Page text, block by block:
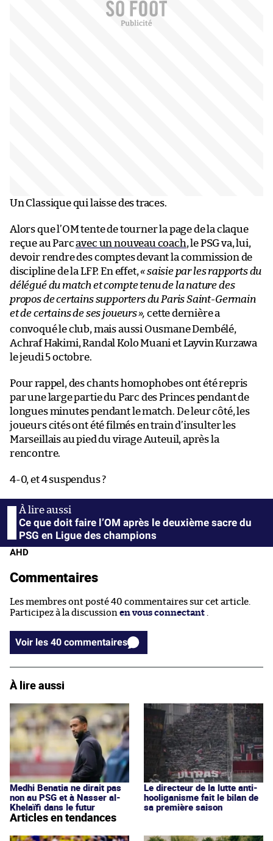
Un Classique qui laisse des traces.
Alors que l’OM tente de tourner la page de la claque
reçue au Parcavec un nouveau coach, le PSG va, lui,
devoir rendre des comptes devant la commission de
discipline de la LFP. En effet,« saisie par les rapports du
délégué du match et compte tenu de la nature des
propos de certains supporters du Paris Saint-Germain
et de certains de ses joueurs», cette dernière a
convoqué le club, mais aussi Ousmane Dembélé,
Achraf Hakimi, Randal Kolo Muani et Layvin Kurzawa
le jeudi 5 octobre.
Pour rappel, des chants homophobes ont été repris
par une large partie du Parc des Princes pendant de
longues minutes pendant le match. De leur côté, les
joueurs cités ont été filmés en train d’insulter les
Marseillais au pied du virage Auteuil, après la
rencontre.
4-0, et 4 suspendus ?
Ce que doit faire l’OM après le deuxième sacre du
PSG en Ligue des champions
AHD
Commentaires
Les membres ont posté 40 commentaires sur cet article.
Participez à la discussion en vous connectant
Voir les 40 commentaires
À lire aussi
Medhi Benatia ne dirait pas
non au PSG et à Nasser al-
Khelaïfi dans le futur
Le directeur de la lutte anti-
hooliganisme fait le bilan de
sa première saison
Articles en tendances